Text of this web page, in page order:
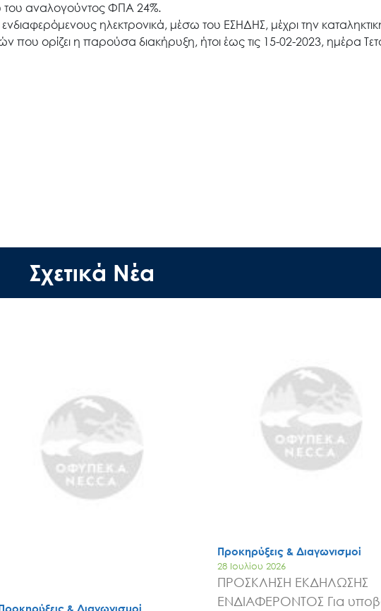
Άξονες δράσης
Επικοινωνία
αναλογούντος ΦΠΑ 24%.
ηλεκτρονικά, μέσω του ΕΣΗΔΗΣ, μέχρι την
ορίζει η παρούσα διακήρυξη, ήτοι έως τις 15-02-2023, ημέρα
Σχετικά Νέα
& Διαγωνισμοί
Προκηρύξεις & Διαγωνισμοί
28 Ιουλίου 2026
ΠΡΟΣΚΛΗΣΗ ΕΚΔΗΛΩΣΗΣ
ΕΝΔΙΑΦΕΡΟΝΤΟΣ Για